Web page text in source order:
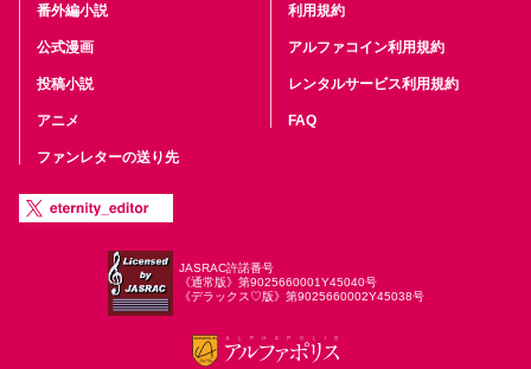
番外編小説
公式漫画
投稿小説
アニメ
ファンレターの送り先
利用規約
アルファコイン利用規約
レンタルサービス利用規約
FAQ
JASRAC許諾番号
《通常版》第9025660001Y45040号
《デラックス♡版》第9025660002Y45038号